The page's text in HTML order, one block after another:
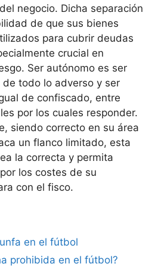
negocio. Dicha separación
de que sus bienes
para cubrir deudas
crucial en
Ser autónomo es ser
de todo lo adverso y ser
de confiscado, entre
por los cuales responder.
siendo correcto en su área
un flanco limitado, esta
la correcta y permita
los costes de su
con el fisco.
en el fútbol
prohibida en el fútbol?